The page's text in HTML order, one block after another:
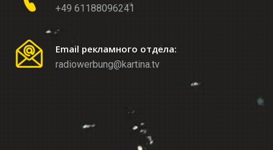
+49 61188096241
Email рекламного отдела:
radiowerbung@kartina.tv